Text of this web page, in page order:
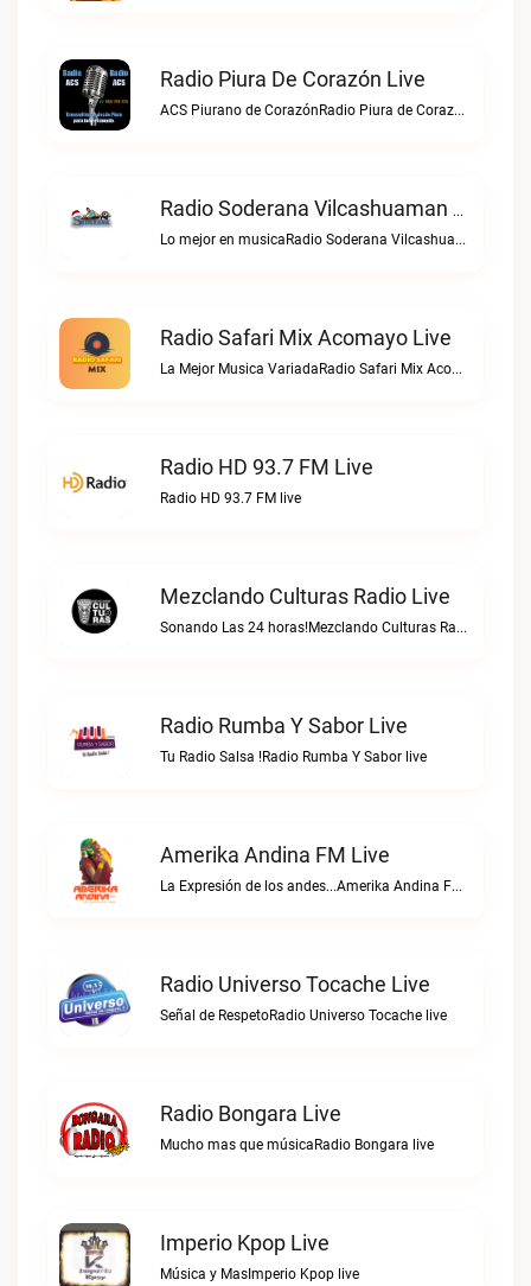
Radio Piura De Corazón Live
ACS Piurano de CorazónRadio Piura de Corazón live
Radio Soderana Vilcashuaman Live
Lo mejor en musicaRadio Soderana Vilcashuaman live
Radio Safari Mix Acomayo Live
La Mejor Musica VariadaRadio Safari Mix Acomayo live
Radio HD 93.7 FM Live
Radio HD 93.7 FM live
Mezclando Culturas Radio Live
Sonando Las 24 horas!Mezclando Culturas Radio live
Radio Rumba Y Sabor Live
Tu Radio Salsa !Radio Rumba Y Sabor live
Amerika Andina FM Live
La Expresión de los andes...Amerika Andina FM live
Radio Universo Tocache Live
Señal de RespetoRadio Universo Tocache live
Radio Bongara Live
Mucho mas que músicaRadio Bongara live
Imperio Kpop Live
Música y MasImperio Kpop live